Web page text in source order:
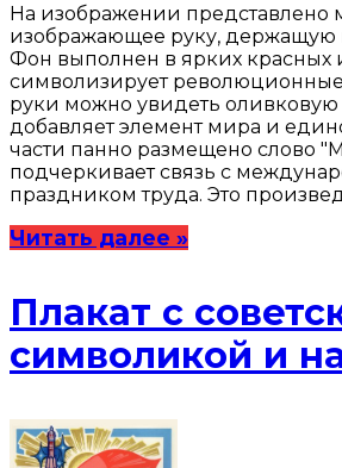
На изображении представлено
изображающее руку, держащую
Фон выполнен в ярких красных
символизирует
руки можно увидеть оливковую
добавляет элемент мира и
части панно размещено слово
подчеркивает связь с
праздником труда. Это
Читать далее »
Плакат с
символикой и